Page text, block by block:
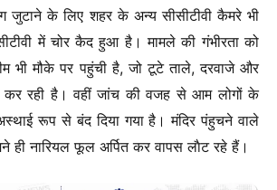
जुटाने के लिए शहर के अन्य सीसीटीवी कैमरे भी
में चोर कैद हुआ है। मामले की गंभीरता को
भी मौके पर पहुंची है, जो टूटे ताले, दरवाजे और
कर रही है। वहीं जांच की वजह से आम लोगों के
रूप से बंद दिया गया है। मंदिर पंहुचने वाले
ही नारियल फूल अर्पित कर वापस लाैट रहे हैं।